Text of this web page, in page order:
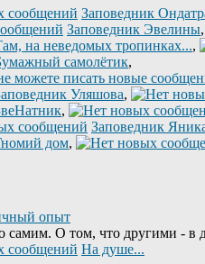
Заповедник
Заповедник Эвелины,
на неведомых тропинках...,
самолётик,
Уляшова,
,
Заповедник
дом,
опыт
самим. О том, что другими - в
На душе...